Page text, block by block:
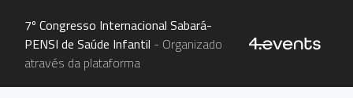
7º Congresso Internacional Sabará-
PENSI de Saúde Infantil - Organizado
através da plataforma